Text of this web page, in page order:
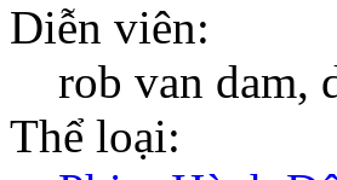
Diễn viên:
rob van dam,
Thể loại: